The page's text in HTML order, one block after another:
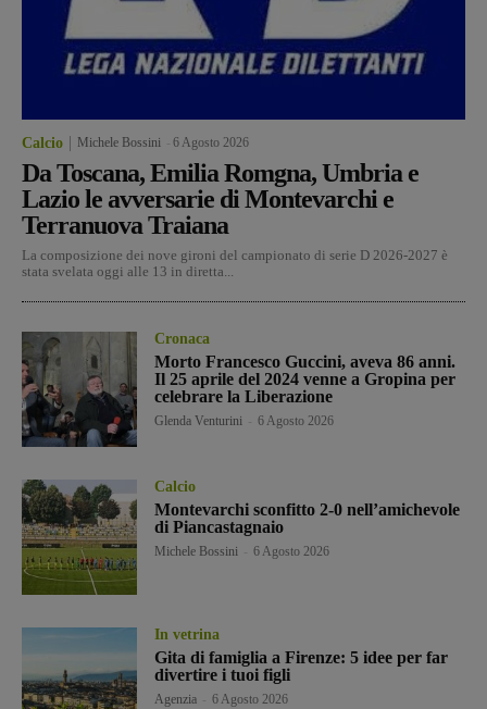
Calcio Michele Bossini 6 Agosto 2026
Da Toscana, Emilia Romgna, Umbria e
Lazio le avversarie di Montevarchi e
Terranuova Traiana
La composizione dei nove gironi del campionato di serie D 2026-2027 è
stata svelata oggi alle 13 in diretta...
Cronaca
Morto Francesco Guccini, aveva 86 anni.
Il 25 aprile del 2024 venne a Gropina per
celebrare la Liberazione
Glenda Venturini 6 Agosto 2026
Calcio
Montevarchi sconfitto 2-0 nell’amichevole
di Piancastagnaio
Michele Bossini 6 Agosto 2026
In vetrina
Gita di famiglia a Firenze: 5 idee per far
divertire i tuoi figli
Agenzia 6 Agosto 2026